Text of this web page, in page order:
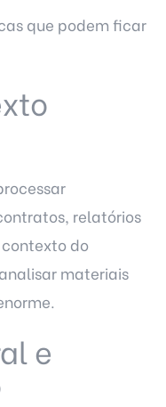
que podem ficar
relatórios
contexto do
materiais
e